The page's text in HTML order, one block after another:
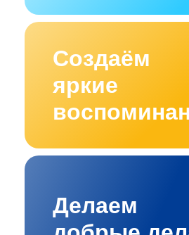
Создаём
яркие
Делаем